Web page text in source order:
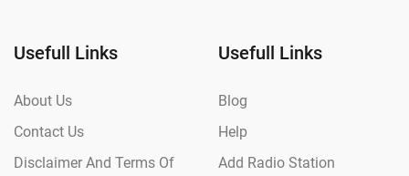
Usefull Links
About Us
Contact Us
Disclaimer And Terms Of
Usefull Links
Blog
Help
Add Radio Station